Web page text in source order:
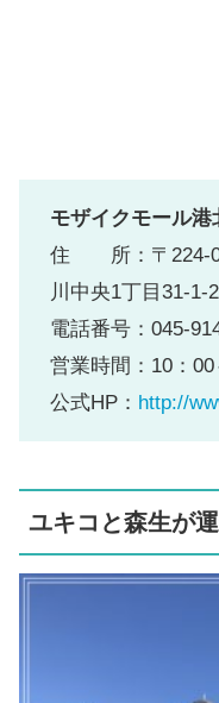
モザイクモール港
住 所：〒224-
川中央1丁目31-1-2
電話番号：045-
営業時間：10：00
公式HP： http://
ユキコと森生が